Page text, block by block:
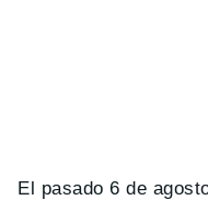
El pasado 6 de